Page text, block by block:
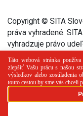
Copyright © SITA
práva vyhradené.
vyhradzuje právo